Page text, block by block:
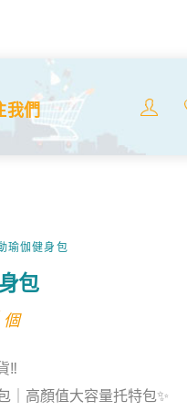
我們
伽健身包
包
‼
｜高顏值大容量托特包✨